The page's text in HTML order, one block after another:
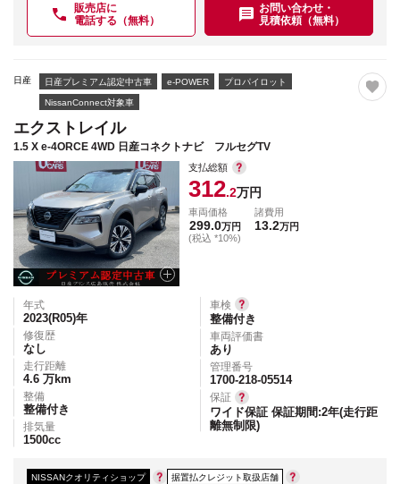
販売店に
電話する（無料）
お問い合わせ・
見積依頼（無料）
日産 日産プレミアム認定中古車 e-POWER プロパイロット
NissanConnect対象車
エクストレイル
1.5 X e-4ORCE 4WD 日産コネクトナビ フルセグTV
支払総額
312.2万円
車両価格
299.0万円
(税込 *10%)
諸費用
13.2万円
年式
2023(R05)年
修復歴
なし
走行距離
4.6 万km
整備
整備付き
排気量
1500cc
車検
整備付き
車両評価書
あり
管理番号
1700-218-05514
保証
ワイド保証 保証期間:2年(走行距
離無制限)
NISSANクオリティショップ
据置払クレジット取扱店舗